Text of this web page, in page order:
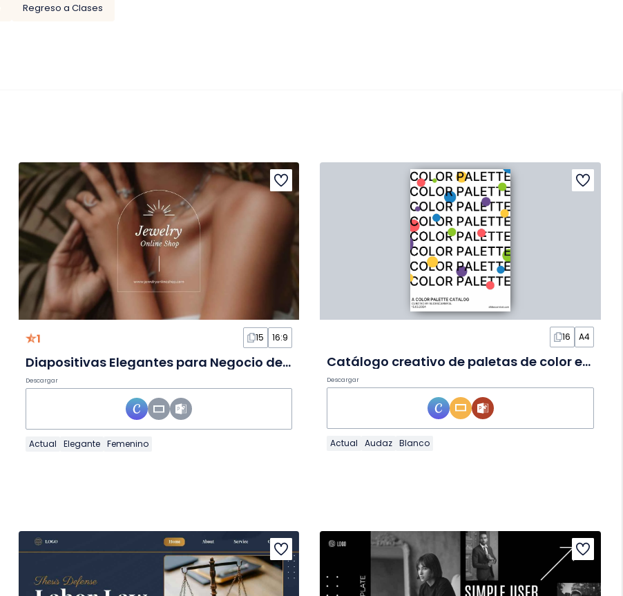
Regreso a Clases
1 15 16:9
Diapositivas Elegantes para Negocio de Joyería Online
Descargar
Actual Elegante Femenino
16 A4
Catálogo creativo de paletas de color en Diapositivas
Descargar
Actual Audaz Blanco